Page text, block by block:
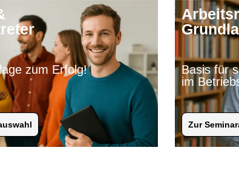
zum Erfolg!
Basis für
im
Zur